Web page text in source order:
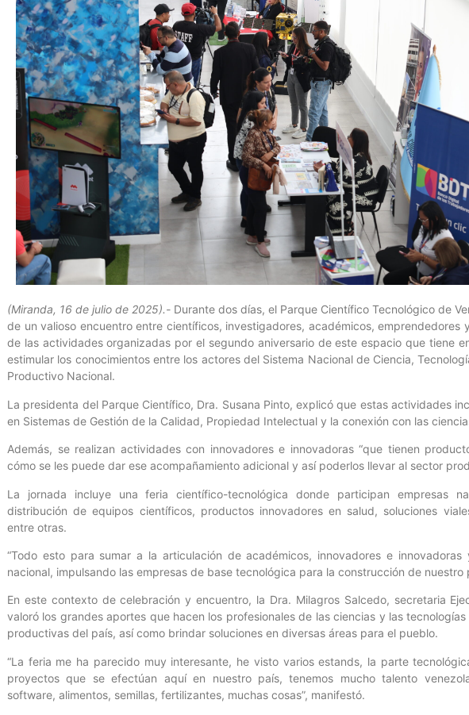
(Miranda, 16 de julio de 2025).- Durante dos días, el Parque Científico Tecnológico de
de un valioso encuentro entre científicos, investigadores, académicos, emprendedores
de las actividades organizadas por el segundo aniversario de este espacio que tiene
estimular los conocimientos entre los actores del Sistema Nacional de Ciencia,
Productivo Nacional.
La presidenta del Parque Científico, Dra. Susana Pinto, explicó que estas actividades
en Sistemas de Gestión de la Calidad, Propiedad Intelectual y la conexión con las
Además, se realizan actividades con innovadores e innovadoras “que tienen
cómo se les puede dar ese acompañamiento adicional y así poderlos llevar al sector
La jornada incluye una feria científico-tecnológica donde participan empresas
distribución de equipos científicos, productos innovadores en salud, soluciones
entre otras.
“Todo esto para sumar a la articulación de académicos, innovadores e
nacional, impulsando las empresas de base tecnológica para la construcción de nuestro
En este contexto de celebración y encuentro, la Dra. Milagros Salcedo, secretaria
valoró los grandes aportes que hacen los profesionales de las ciencias y las
productivas del país, así como brindar soluciones en diversas áreas para el pueblo.
“La feria me ha parecido muy interesante, he visto varios estands, la parte
proyectos que se efectúan aquí en nuestro país, tenemos mucho talento
software, alimentos, semillas, fertilizantes, muchas cosas”, manifestó.